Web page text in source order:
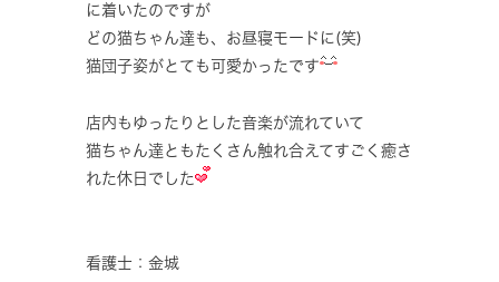
に着いたのですが
どの猫ちゃん達も、お昼寝モードに(笑)
猫団子姿がとても可愛かったです
店内もゆったりとした音楽が流れていて
猫ちゃん達ともたくさん触れ合えてすごく癒さ
れた休日でした
看護士：金城